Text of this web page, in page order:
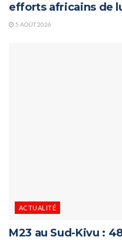
efforts africains de
5 AOÛT 2026
ACTUALITÉ
M23 au Sud-Kivu :